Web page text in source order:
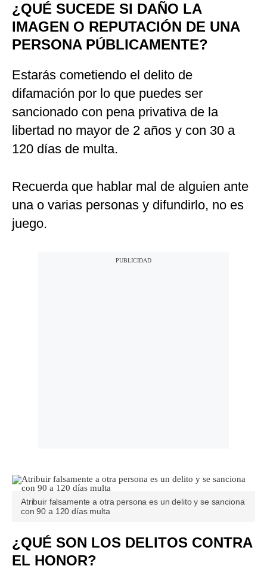
¿QUÉ SUCEDE SI DAÑO LA
IMAGEN O REPUTACIÓN DE UNA
PERSONA PÚBLICAMENTE?
Estarás cometiendo el delito de
difamación por lo que puedes ser
sancionado con pena privativa de la
libertad no mayor de 2 años y con 30 a
120 días de multa.
Recuerda que hablar mal de alguien ante
una o varias personas y difundirlo, no es
juego.
Atribuir falsamente a otra persona es un delito y se sanciona
con 90 a 120 días multa
¿QUÉ SON LOS DELITOS CONTRA
EL HONOR?